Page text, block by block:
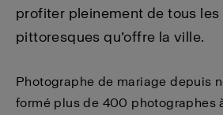
profiter pleinement de tous
pittoresques qu’offre la ville.
Photographe de mariage depuis
formé plus de 400 photographes